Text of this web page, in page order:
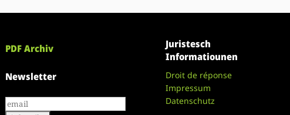
PDF Archiv
Newsletter
Juristesch
Informatiounen
Droit de réponse
Impressum
Datenschutz